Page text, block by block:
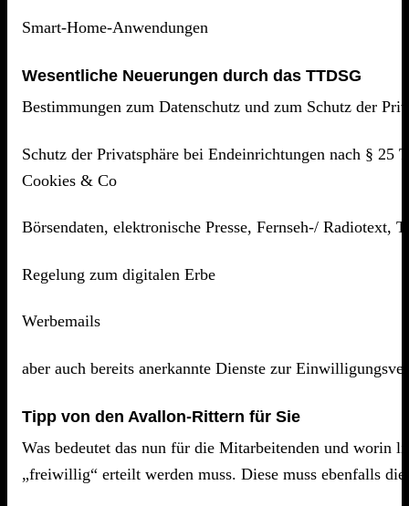
Smart-Home-Anwendungen
Wesentliche Neuerungen durch das TTDSG
Bestimmungen zum Datenschutz und zum Schutz der
Schutz der Privatsphäre bei Endeinrichtungen nach §
Cookies & Co
Börsendaten, elektronische Presse, Fernseh-/ Radiotext,
Regelung zum digitalen Erbe
Werbemails
aber auch bereits anerkannte Dienste zur
Tipp von den Avallon-Rittern für Sie
Was bedeutet das nun für die Mitarbeitenden und worin
„freiwillig“ erteilt werden muss. Diese muss ebenfalls